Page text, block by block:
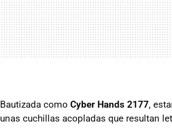
Bautizada como Cyber Hands 2177,
unas cuchillas acopladas que resultan